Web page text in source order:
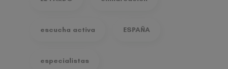
escucha activa ESPAÑA
especialistas